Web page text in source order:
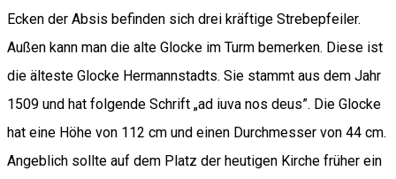
Ecken der Absis befinden sich drei kräftige Strebepfeiler.
Außen kann man die alte Glocke im Turm bemerken. Diese ist
die älteste Glocke Hermannstadts. Sie stammt aus dem Jahr
1509 und hat folgende Schrift „ad iuva nos deus”. Die Glocke
hat eine Höhe von 112 cm und einen Durchmesser von 44 cm.
Angeblich sollte auf dem Platz der heutigen Kirche früher ein